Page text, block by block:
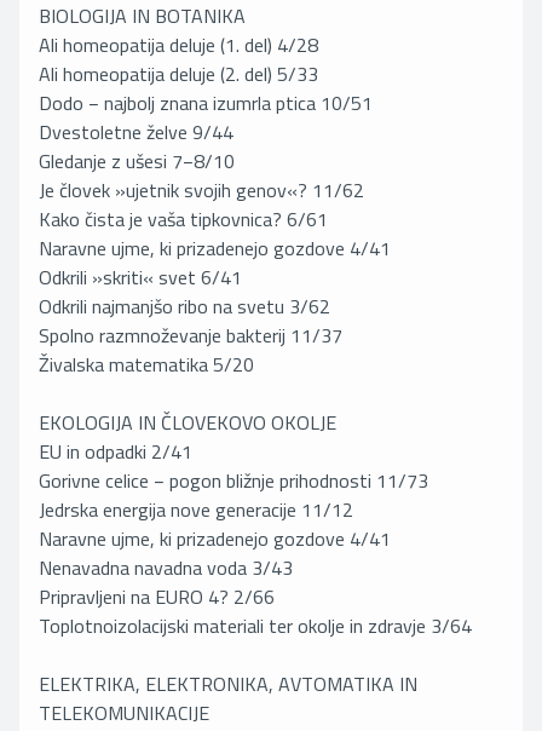
BIOLOGIJA IN BOTANIKA
Ali homeopatija deluje (1. del) 4/28
Ali homeopatija deluje (2. del) 5/33
Dodo − najbolj znana izumrla ptica 10/51
Dvestoletne želve 9/44
Gledanje z ušesi 7−8/10
Je človek »ujetnik svojih genov«? 11/62
Kako čista je vaša tipkovnica? 6/61
Naravne ujme, ki prizadenejo gozdove 4/41
Odkrili »skriti« svet 6/41
Odkrili najmanjšo ribo na svetu 3/62
Spolno razmnoževanje bakterij 11/37
Živalska matematika 5/20
EKOLOGIJA IN ČLOVEKOVO OKOLJE
EU in odpadki 2/41
Gorivne celice − pogon bližnje prihodnosti 11/73
Jedrska energija nove generacije 11/12
Naravne ujme, ki prizadenejo gozdove 4/41
Nenavadna navadna voda 3/43
Pripravljeni na EURO 4? 2/66
Toplotnoizolacijski materiali ter okolje in zdravje 3/64
ELEKTRIKA, ELEKTRONIKA, AVTOMATIKA IN
TELEKOMUNIKACIJE